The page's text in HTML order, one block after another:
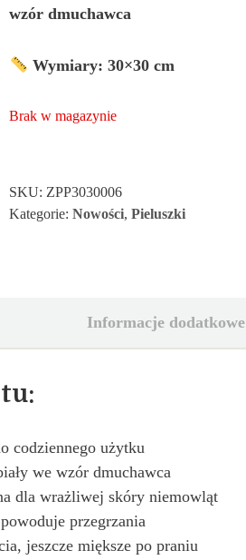
wzór dmuchawca
Wymiary: 30×30 cm
Brak w magazynie
SKU: ZPP3030006
Kategorie:Nowości,Pieluszki
Informacje dodatkowe
codziennego użytku
we wzór dmuchawca
dla wrażliwej skóry niemowląt
przegrzania
jeszcze miększe po praniu